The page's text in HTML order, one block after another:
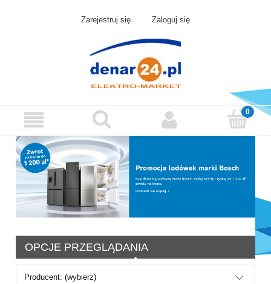
Zarejestruj się Zaloguj się
OPCJE PRZEGLĄDANIA
Producent: (wybierz)